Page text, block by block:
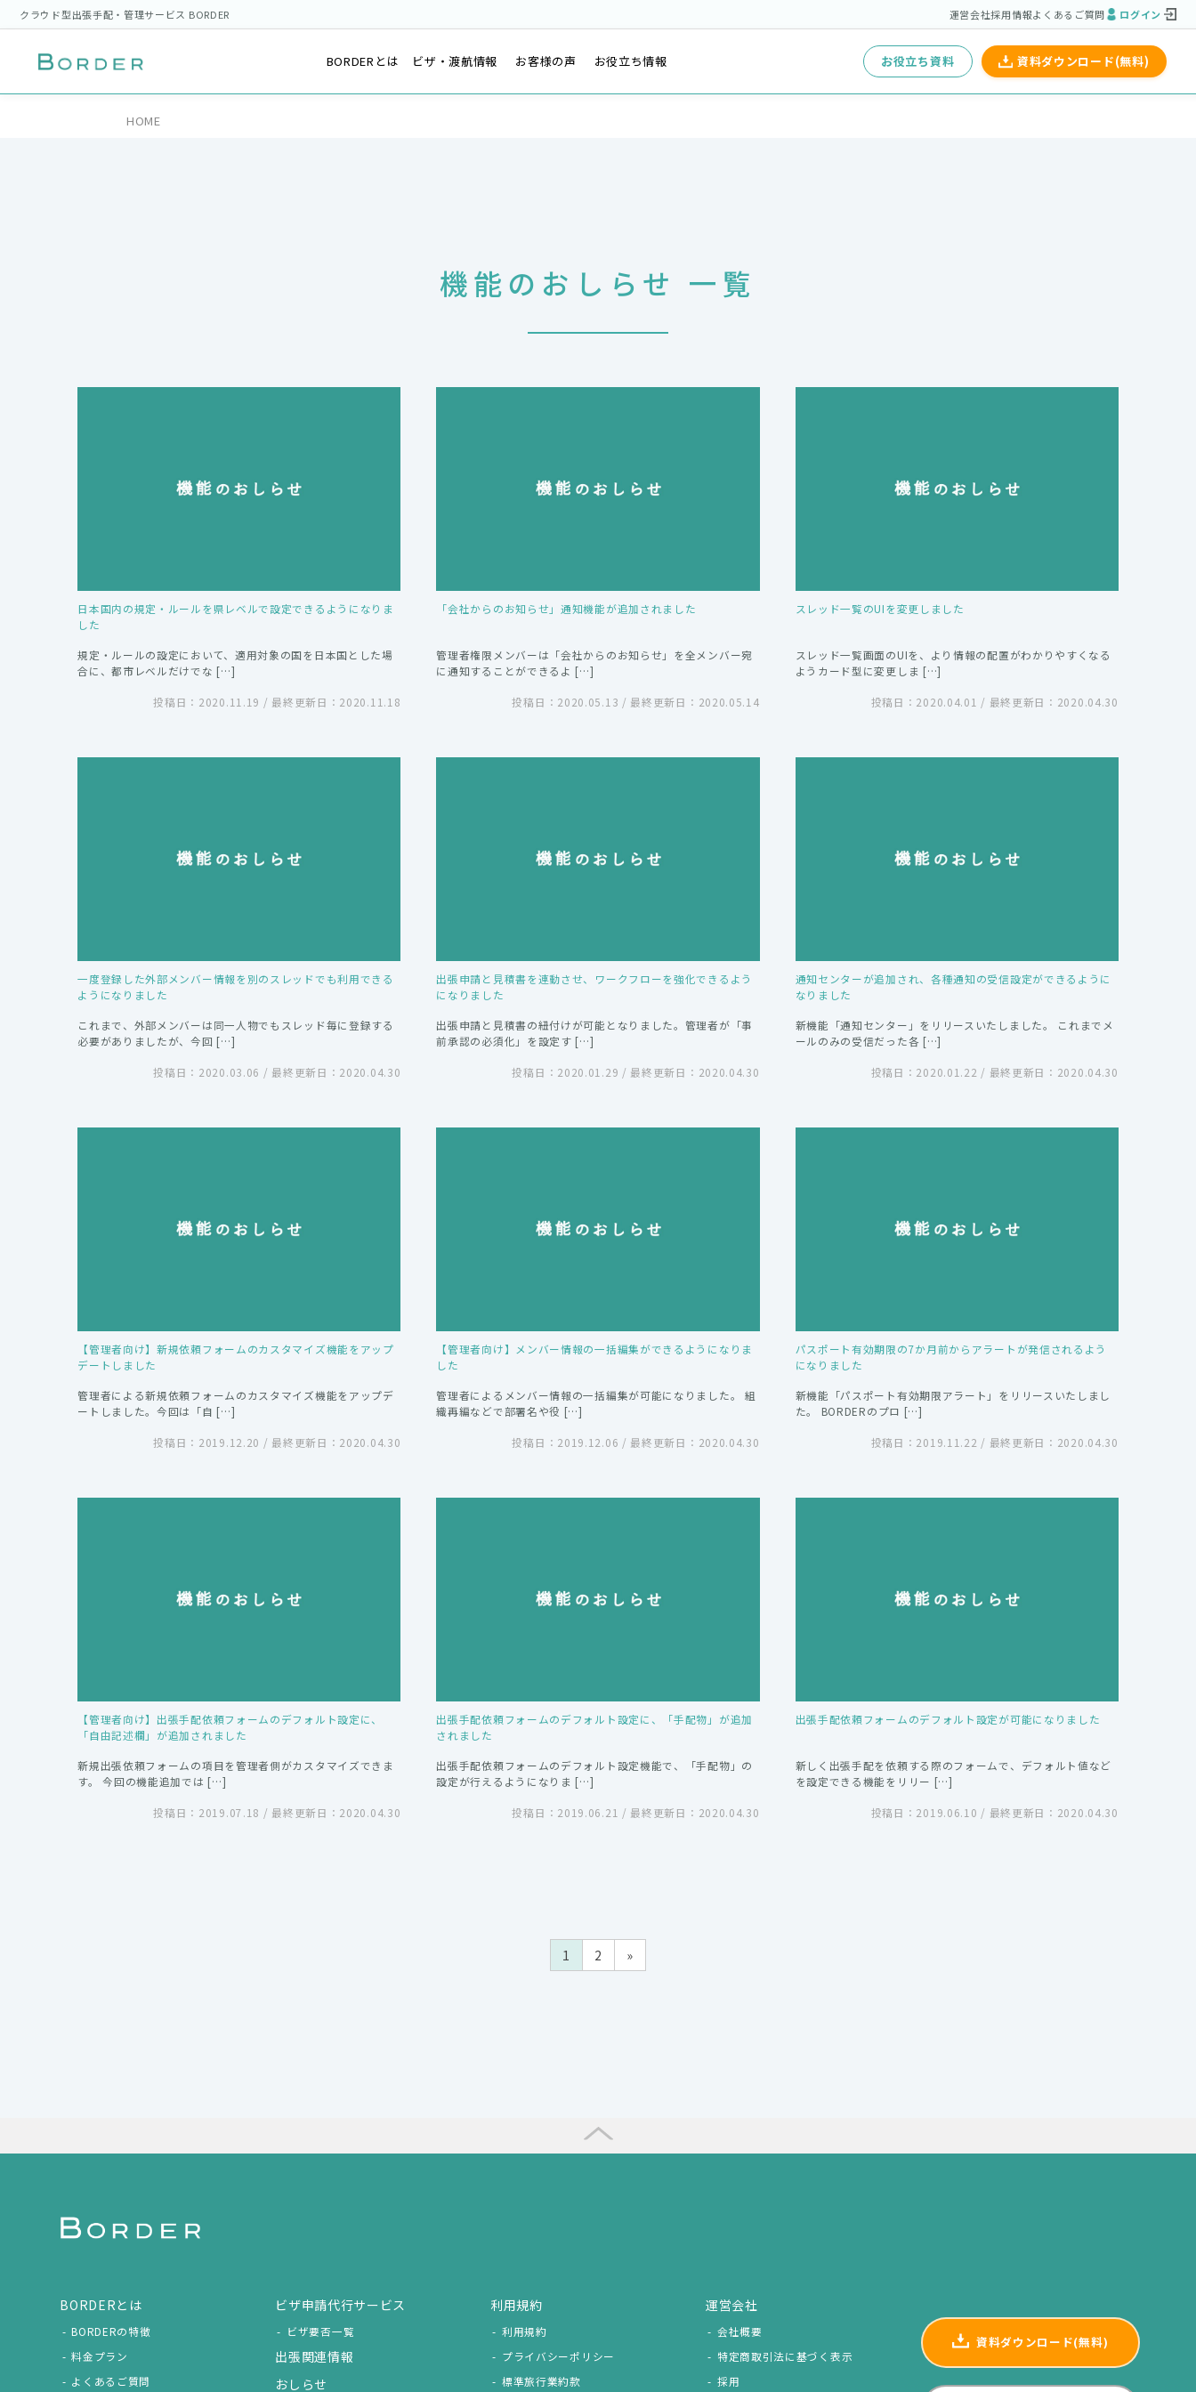
クラウド型出張手配・管理サービス BORDER 運営会社採用情報よくあるご質問 ログイン
BORDERとは ビザ・渡航情報 お客様の声 お役立ち情報 お役立ち資料 資料ダウンロード(無料)
HOME
機能のおしらせ 一覧
日本国内の規定・ルールを県レベルで設定できるようになりま
した
規定・ルールの設定において、適用対象の国を日本国とした場
合に、都市レベルだけでな […]
投稿日：2020.11.19 / 最終更新日：2020.11.18
「会社からのお知らせ」通知機能が追加されました
管理者権限メンバーは「会社からのお知らせ」を全メンバー宛
に通知することができるよ […]
投稿日：2020.05.13 / 最終更新日：2020.05.14
スレッド一覧のUIを変更しました
スレッド一覧画面のUIを、より情報の配置がわかりやすくなる
ようカード型に変更しま […]
投稿日：2020.04.01 / 最終更新日：2020.04.30
一度登録した外部メンバー情報を別のスレッドでも利用できる
ようになりました
これまで、外部メンバーは同一人物でもスレッド毎に登録する
必要がありましたが、今回 […]
投稿日：2020.03.06 / 最終更新日：2020.04.30
出張申請と見積書を連動させ、ワークフローを強化できるよう
になりました
出張申請と見積書の紐付けが可能となりました。管理者が「事
前承認の必須化」を設定す […]
投稿日：2020.01.29 / 最終更新日：2020.04.30
通知センターが追加され、各種通知の受信設定ができるように
なりました
新機能「通知センター」をリリースいたしました。 これまでメ
ールのみの受信だった各 […]
投稿日：2020.01.22 / 最終更新日：2020.04.30
【管理者向け】新規依頼フォームのカスタマイズ機能をアップ
デートしました
管理者による新規依頼フォームのカスタマイズ機能をアップデ
ートしました。今回は「自 […]
投稿日：2019.12.20 / 最終更新日：2020.04.30
【管理者向け】メンバー情報の一括編集ができるようになりま
した
管理者によるメンバー情報の一括編集が可能になりました。 組
織再編などで部署名や役 […]
投稿日：2019.12.06 / 最終更新日：2020.04.30
パスポート有効期限の7か月前からアラートが発信されるよう
になりました
新機能「パスポート有効期限アラート」をリリースいたしまし
た。 BORDERのプロ […]
投稿日：2019.11.22 / 最終更新日：2020.04.30
【管理者向け】出張手配依頼フォームのデフォルト設定に、
「自由記述欄」が追加されました
新規出張依頼フォームの項目を管理者側がカスタマイズできま
す。 今回の機能追加では […]
投稿日：2019.07.18 / 最終更新日：2020.04.30
出張手配依頼フォームのデフォルト設定に、「手配物」が追加
されました
出張手配依頼フォームのデフォルト設定機能で、「手配物」の
設定が行えるようになりま […]
投稿日：2019.06.21 / 最終更新日：2020.04.30
出張手配依頼フォームのデフォルト設定が可能になりました
新しく出張手配を依頼する際のフォームで、デフォルト値など
を設定できる機能をリリー […]
投稿日：2019.06.10 / 最終更新日：2020.04.30
1 2 »
BORDERとは
BORDERの特徴
料金プラン
よくあるご質問
ビザ申請代行サービス
ビザ要否一覧
出張関連情報
おしらせ
利用規約
利用規約
プライバシーポリシー
標準旅行業約款
運営会社
会社概要
特定商取引法に基づく表示
採用
資料ダウンロード(無料)